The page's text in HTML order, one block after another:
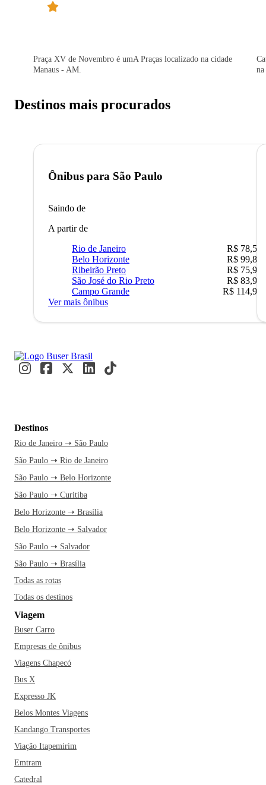
Praça XV de Novembro é umA Praças localizado na cidade
Manaus - AM.
Destinos mais procurados
Ônibus para São Paulo
Saindo de
A partir de
Rio de Janeiro
R$ 78,51
Belo Horizonte
R$ 99,89
Ribeirão Preto
R$ 75,90
São José do Rio Preto
R$ 83,90
Campo Grande
R$ 114,90
Ver mais ônibus
Destinos
Rio de Janeiro ➝ São Paulo
São Paulo ➝ Rio de Janeiro
São Paulo ➝ Belo Horizonte
São Paulo ➝ Curitiba
Belo Horizonte ➝ Brasília
Belo Horizonte ➝ Salvador
São Paulo ➝ Salvador
São Paulo ➝ Brasília
Todas as rotas
Todas os destinos
Viagem
Buser Carro
Empresas de ônibus
Viagens Chapecó
Bus X
Expresso JK
Belos Montes Viagens
Kandango Transportes
Viação Itapemirim
Emtram
Catedral